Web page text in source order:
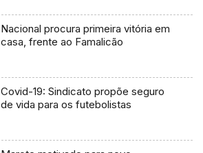
Nacional procura primeira vitória em
casa, frente ao Famalicão
Covid-19: Sindicato propõe seguro
de vida para os futebolistas